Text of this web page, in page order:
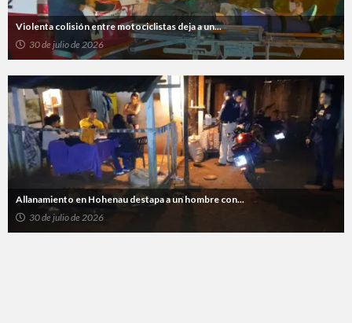
Violenta colisión entre motociclistas deja a un...
30 de julio de 2026
Allanamiento en Hohenau destapa a un hombre con...
30 de julio de 2026